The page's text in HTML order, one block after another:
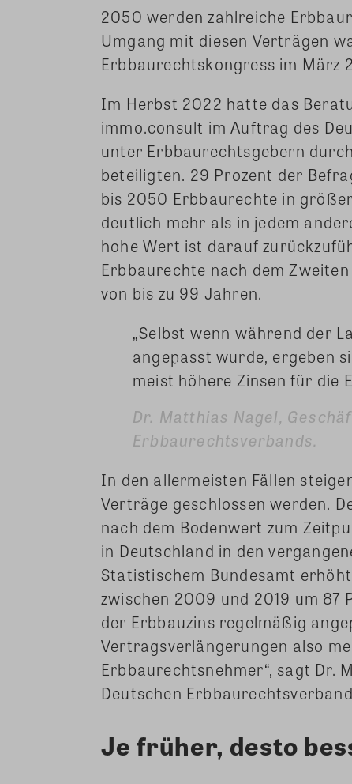
2050 werden zahlreiche
Umgang mit diesen Verträgen
Erbbaurechtskongress im März
Im Herbst 2022 hatte das
immo.consult im Auftrag des
unter Erbbaurechtsgebern
beteiligten. 29 Prozent der
bis 2050 Erbbaurechte in
deutlich mehr als in jedem
hohe Wert ist darauf
Erbbaurechte nach dem
von bis zu 99 Jahren.
„Selbst wenn während der
angepasst wurde, ergeben
meist höhere Zinsen für die
Dr. Matthias Nagel,
Erbbaurechtsverbands.
In den allermeisten Fällen
Verträge geschlossen werden.
nach dem Bodenwert zum
in Deutschland in den
Statistischem Bundesamt
zwischen 2009 und 2019 um 87
der Erbbauzins regelmäßig
Vertragsverlängerungen also
Erbbaurechtsnehmer“, sagt Dr.
Deutschen
Je früher, desto